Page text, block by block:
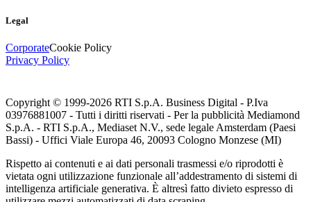
Legal
CorporateCookie Policy
Privacy Policy
Copyright © 1999-2026 RTI S.p.A. Business Digital - P.Iva
03976881007 - Tutti i diritti riservati - Per la pubblicità Mediamond
S.p.A. - RTI S.p.A., Mediaset N.V., sede legale Amsterdam (Paesi
Bassi) - Uffici Viale Europa 46, 20093 Cologno Monzese (MI)
Rispetto ai contenuti e ai dati personali trasmessi e/o riprodotti è
vietata ogni utilizzazione funzionale all’addestramento di sistemi di
intelligenza artificiale generativa. È altresì fatto divieto espresso di